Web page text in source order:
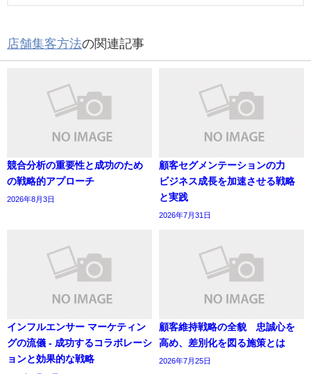
店舗集客方法の関連記事
競合分析の重要性と成功のため
の戦略的アプローチ
2026年8月3日
顧客セグメンテーションの力
ビジネス成長を加速させる戦略
と実践
2026年7月31日
インフルエンサー マーケティン
グの流儀 - 成功するコラボレーシ
ョンと効果的な戦略
顧客維持戦略の全貌 忠誠心を
高め、差別化を図る施策とは
2026年7月25日